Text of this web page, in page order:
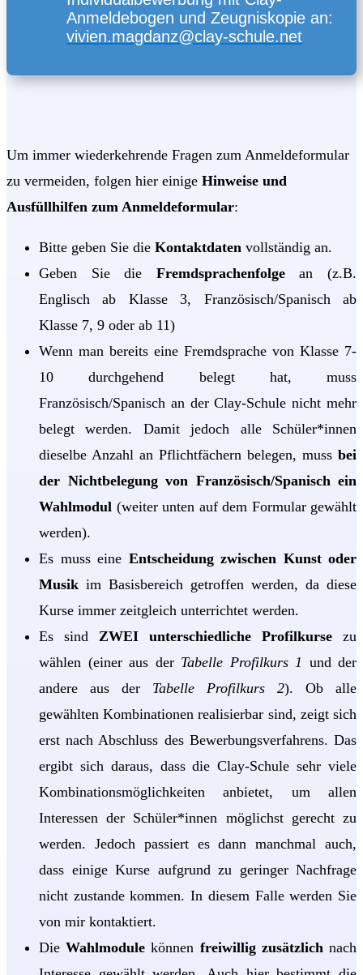
Anmeldebogen und Zeugniskopie an:
vivien.magdanz@clay-schule.net
Um immer wiederkehrende Fragen zum Anmeldeformular
zu vermeiden, folgen hier einige Hinweise und
Ausfüllhilfen zum Anmeldeformular:
Bitte geben Sie die Kontaktdaten vollständig an.
Geben Sie die Fremdsprachenfolgean (z.B.
Englisch ab Klasse 3, Französisch/Spanisch ab
Klasse 7, 9 oder ab 11)
Wenn man bereits eine Fremdsprache von Klasse 7-
10 durchgehend belegt hat, muss
Französisch/Spanisch an der Clay-Schule nicht mehr
belegt werden. Damit jedoch alle Schüler*innen
dieselbe Anzahl an Pflichtfächern belegen, muss bei
der Nichtbelegung von Französisch/Spanisch ein
Wahlmodul (weiter unten auf dem Formular gewählt
werden).
Es muss eine Entscheidung zwischen Kunst oder
Musik im Basisbereich getroffen werden, da diese
Kurse immer zeitgleich unterrichtet werden.
Es sind ZWEI unterschiedliche Profilkurse zu
wählen (einer aus der Tabelle Profilkurs 1 und der
andere aus der Tabelle Profilkurs 2). Ob alle
gewählten Kombinationen realisierbar sind, zeigt sich
erst nach Abschluss des Bewerbungsverfahrens. Das
ergibt sich daraus, dass die Clay-Schule sehr viele
Kombinationsmöglichkeiten anbietet, um allen
Interessen der Schüler*innen möglichst gerecht zu
werden. Jedoch passiert es dann manchmal auch,
dass einige Kurse aufgrund zu geringer Nachfrage
nicht zustande kommen. In diesem Falle werden Sie
von mir kontaktiert.
DieWahlmodulekönnen freiwillig zusätzlich nach